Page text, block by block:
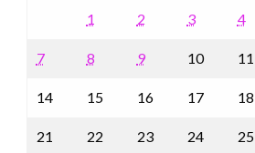
1 2 3 4
7 8 9 10 11
14 15 16 17 18
21 22 23 24 25